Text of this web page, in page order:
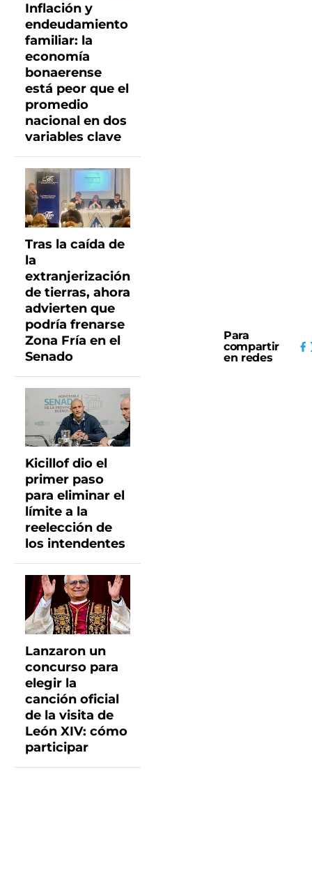
Inflación y
endeudamiento
familiar: la
economía
bonaerense
está peor que el
promedio
nacional en dos
variables clave
Tras la caída de
la
extranjerización
de tierras, ahora
advierten que
podría frenarse
Zona Fría en el
Senado
Kicillof dio el
primer paso
para eliminar el
límite a la
reelección de
los intendentes
Lanzaron un
concurso para
elegir la
canción oficial
de la visita de
León XIV: cómo
participar
Para
compartir
en redes